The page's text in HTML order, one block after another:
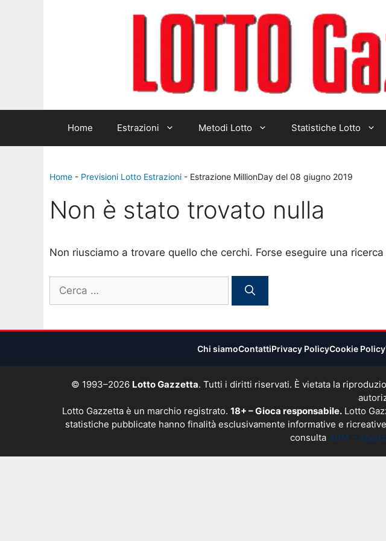
Home Estrazioni Metodi Lotto Statistiche Lotto
Home - Previsioni Lotto Estrazioni - Estrazione MillionDay del 08 giugno 2019
Non è stato trovato nulla
Non riusciamo a trovare quello che cerchi. Forse eseguire una
per:
Chi siamoContattiPrivacy PolicyCookie Policy
© 1993–2026 Lotto Gazzetta. Tutti i diritti riservati. È vietata la
Lotto Gazzetta è un marchio registrato. 18+ – Gioca responsabile.Lotto
statistiche pubblicate hanno finalità esclusivamente informative e
consulta ADM –